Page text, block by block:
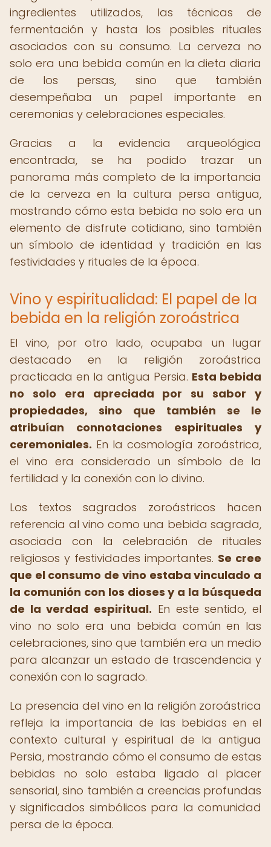
ingredientes utilizados, las técnicas de
fermentación y hasta los posibles rituales
asociados con su consumo. La cerveza no
solo era una bebida común en la dieta diaria
de los persas, sino que también
desempeñaba un papel importante en
ceremonias y celebraciones especiales.
Gracias a la evidencia arqueológica
encontrada, se ha podido trazar un
panorama más completo de la importancia
de la cerveza en la cultura persa antigua,
mostrando cómo esta bebida no solo era un
elemento de disfrute cotidiano, sino también
un símbolo de identidad y tradición en las
festividades y rituales de la época.
Vino y espiritualidad: El papel de la
bebida en la religión zoroástrica
El vino, por otro lado, ocupaba un lugar
destacado en la religión zoroástrica
practicada en la antigua Persia. Esta bebida
no solo era apreciada por su sabor y
propiedades, sino que también se le
atribuían connotaciones espirituales y
ceremoniales. En la cosmología zoroástrica,
el vino era considerado un símbolo de la
fertilidad y la conexión con lo divino.
Los textos sagrados zoroástricos hacen
referencia al vino como una bebida sagrada,
asociada con la celebración de rituales
religiosos y festividades importantes. Se cree
que el consumo de vino estaba vinculado a
la comunión con los dioses y a la búsqueda
de la verdad espiritual. En este sentido, el
vino no solo era una bebida común en las
celebraciones, sino que también era un medio
para alcanzar un estado de trascendencia y
conexión con lo sagrado.
La presencia del vino en la religión zoroástrica
refleja la importancia de las bebidas en el
contexto cultural y espiritual de la antigua
Persia, mostrando cómo el consumo de estas
bebidas no solo estaba ligado al placer
sensorial, sino también a creencias profundas
y significados simbólicos para la comunidad
persa de la época.